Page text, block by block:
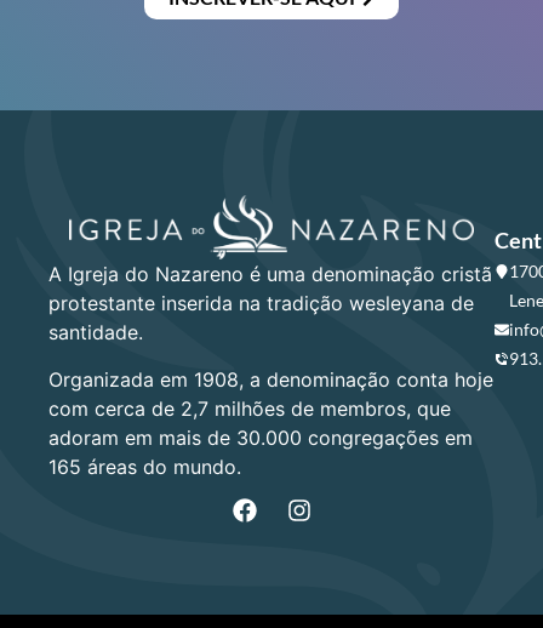
A Igreja do Nazareno é uma denominação cristã
protestante inserida na tradição wesleyana de
santidade.
Organizada em 1908, a denominação conta hoje
com cerca de 2,7 milhões de membros, que
adoram em mais de 30.000 congregações em
165 áreas do mundo.